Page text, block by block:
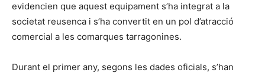
evidencien que aquest equipament s’ha integrat a la
societat reusenca i s’ha convertit en un pol d’atracció
comercial a les comarques tarragonines.
Durant el primer any, segons les dades oficials, s’han